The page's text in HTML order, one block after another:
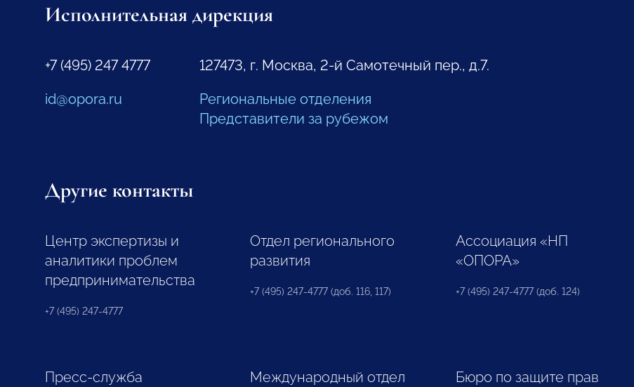
Исполнительная дирекция
+7 (495) 247 4777
id@opora.ru
127473, г. Москва, 2-й Самотечный пер., д.7.
Региональные отделения
Представители за рубежом
Другие контакты
Центр экспертизы и
аналитики проблем
предпринимательства
+7 (495) 247-4777
Отдел регионального
развития
+7 (495) 247-4777 (доб. 116, 117)
Ассоциация «НП
«ОПОРА»
+7 (495) 247-4777 (доб. 124)
Пресс-служба
Международный отдел
Бюро по защите прав